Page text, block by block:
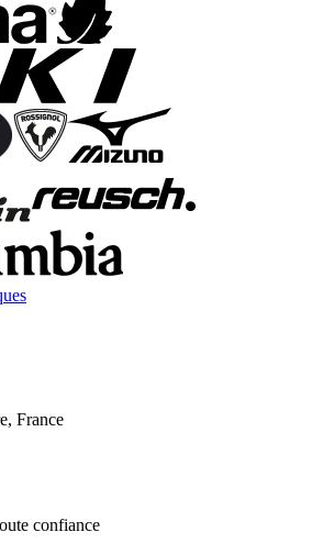
France
confiance